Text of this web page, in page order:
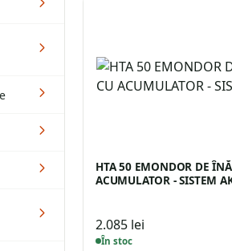
HTA 50 EMONDOR DE
ACUMULATOR - SISTEM
2.085 lei
În stoc